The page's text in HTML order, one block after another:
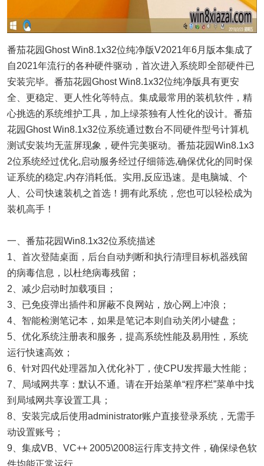
番茄花园Ghost Win8.1x32位纯净版V2021年6月版本集成了
自2021年流行的各种硬件驱动，首次进入系统即全部硬件已
安装完毕。番茄花园Ghost Win8.1x32位纯净版具有更安
全、更稳定、更人性化等特点。集成最常用的装机软件，精
心挑选的系统维护工具，加上绿茶独有人性化的设计。番茄
花园Ghost Win8.1x32位系统通过数台不同硬件型号计算机
测试安装均无蓝屏现象，硬件完美驱动。番茄花园Win8.1x3
2位系统经过优化,启动服务经过仔细筛选,确保优化的同时保
证系统的稳定,内存消耗低。实用,反应迅速。是电脑城、个
人、公司快速装机之首选！拥有此系统，您也可以轻松成为
装机高手！
一、番茄花园Win8.1x32位系统描述
1、首次登陆桌面，后台自动判断和执行清理目标机器残留
的病毒信息，以杜绝病毒残留；
2、减少启动时加载项目；
3、已免疫弹出插件和屏蔽不良网站，放心网上冲浪；
4、智能检测笔记本，如果是笔记本则自动关闭小键盘；
5、优化系统注册表和服务，提高系统性能及易用性，系统
运行快速高效；
6、针对四代处理器加入优化补丁，使CPU发挥最大性能；
7、局域网共享：默认不通。请在开始菜单“程序栏”菜单中找
到局域网共享设置工具；
8、安装完成后使用administrator账户直接登录系统，无需手
动设置账号；
9、集成VB、VC++ 2005\2008运行库支持文件，确保绿色软
件均能正常运行。